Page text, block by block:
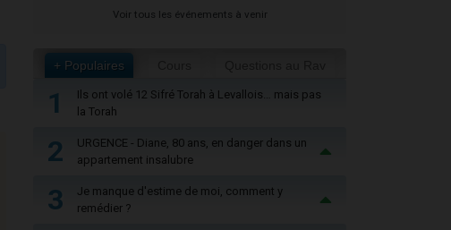
Voir tous les événements à venir
+ Populaires
1
Ils ont volé 12 Sifré Torah à Levallois… mais pas
la Torah
2
URGENCE - Diane, 80 ans, en danger dans un
appartement insalubre
3
Je manque d'estime de moi, comment y
remédier ?